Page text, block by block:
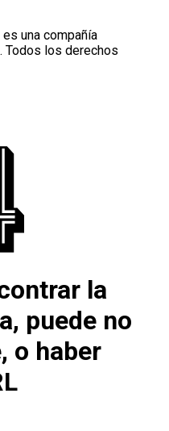
una compañía
Todos los derechos
la
puede no
o haber